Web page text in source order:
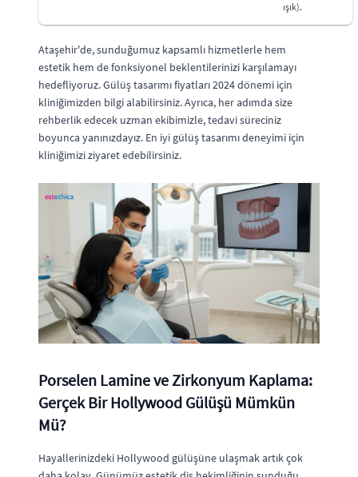
ışık).
Ataşehir'de, sunduğumuz kapsamlı hizmetlerle hem
estetik hem de fonksiyonel beklentilerinizi karşılamayı
hedefliyoruz. Gülüş tasarımı fiyatları 2024 dönemi için
kliniğimizden bilgi alabilirsiniz. Ayrıca, her adımda size
rehberlik edecek uzman ekibimizle, tedavi süreciniz
boyunca yanınızdayız. En iyi gülüş tasarımı deneyimi için
kliniğimizi ziyaret edebilirsiniz.
Porselen Lamine ve Zirkonyum Kaplama:
Gerçek Bir Hollywood Gülüşü Mümkün
Mü?
Hayallerinizdeki Hollywood gülüşüne ulaşmak artık çok